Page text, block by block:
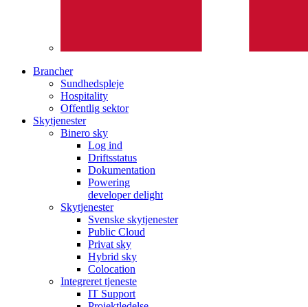
Brancher
Sundhedspleje
Hospitality
Offentlig sektor
Skytjenester
Binero sky
Log ind
Driftsstatus
Dokumentation
Powering
developer delight
Skytjenester
Svenske skytjenester
Public Cloud
Privat sky
Hybrid sky
Colocation
Integreret tjeneste
IT Support